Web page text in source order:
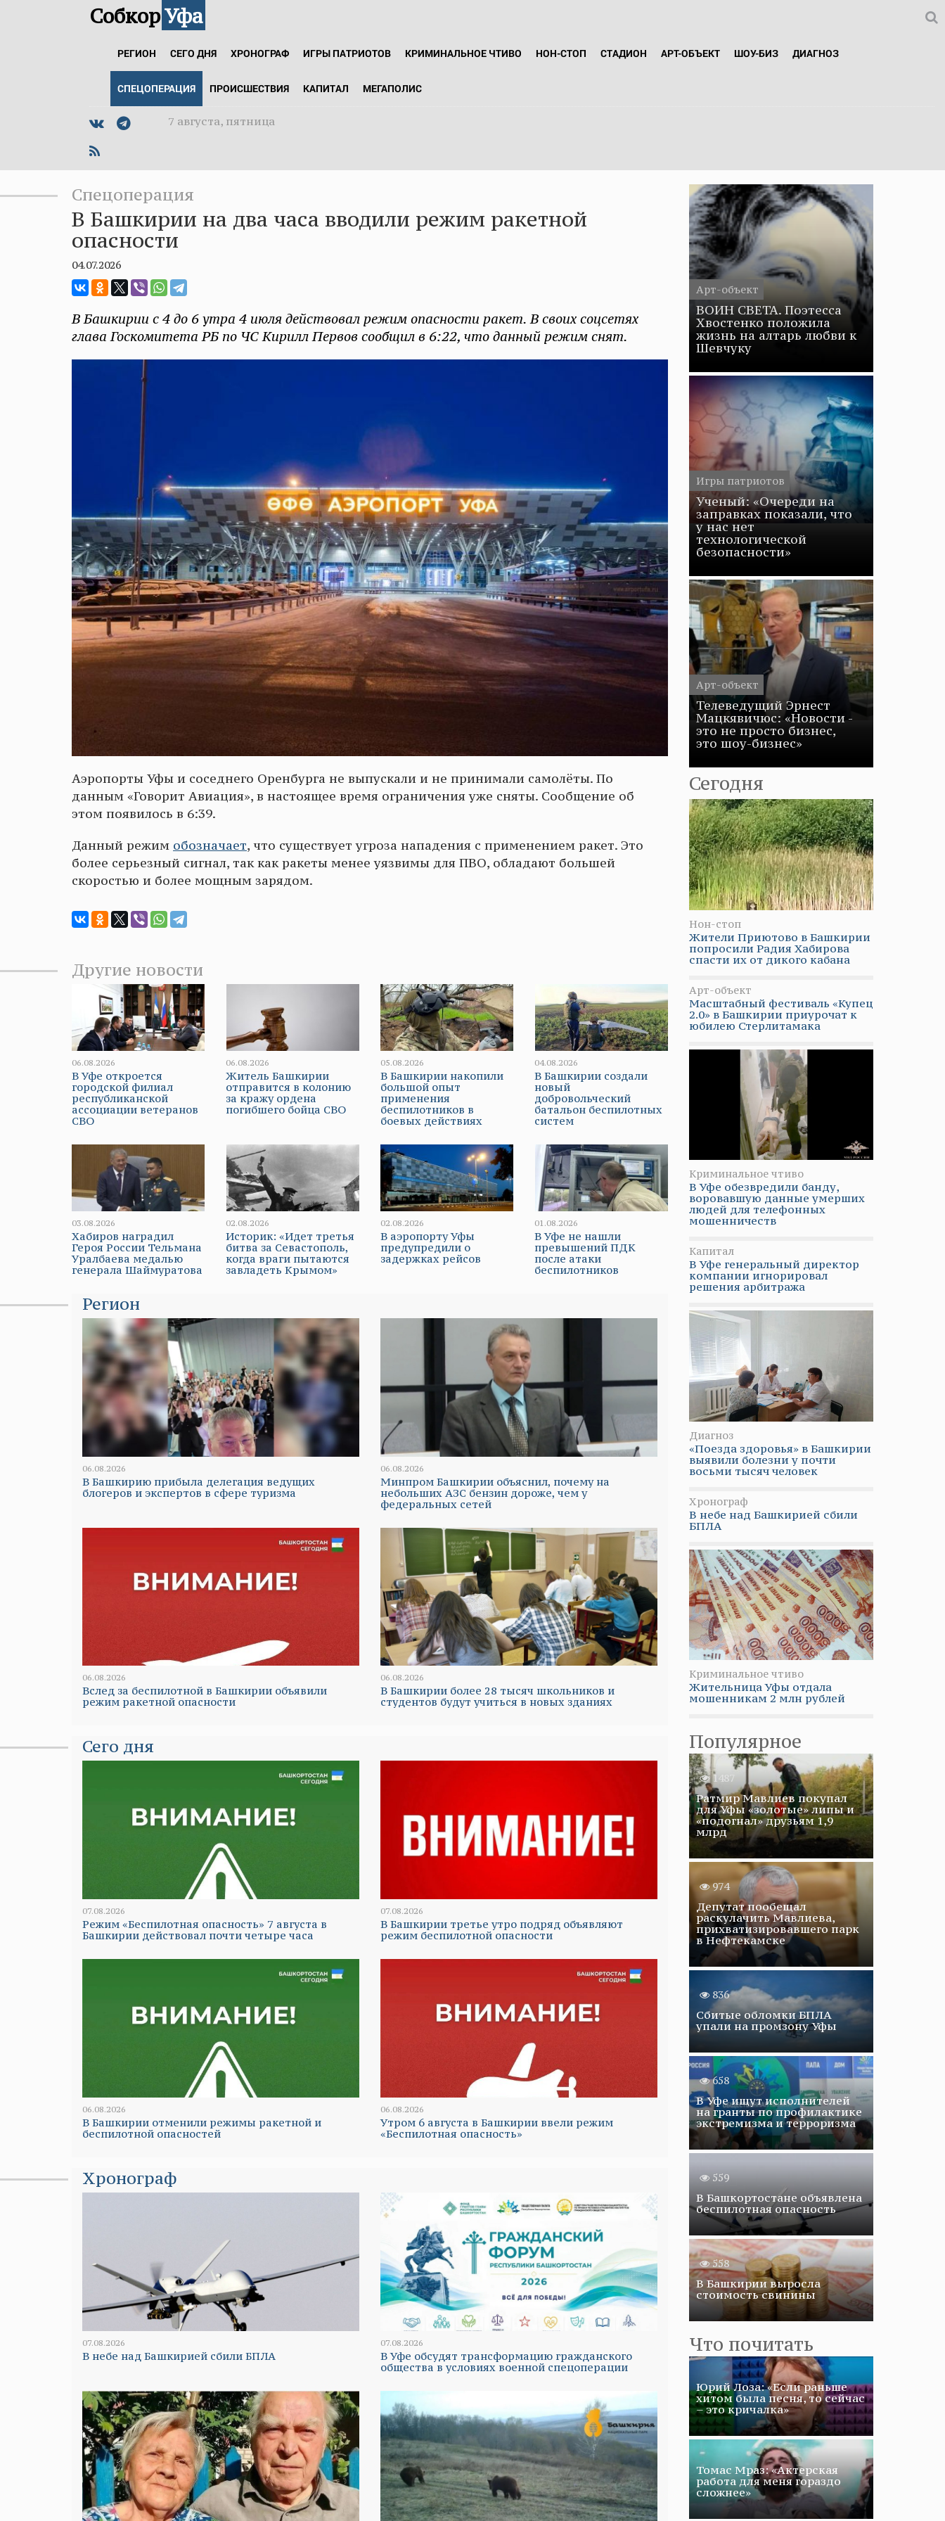
СобкорУфа
РЕГИОН СЕГО ДНЯ ХРОНОГРАФ ИГРЫ ПАТРИОТОВ КРИМИНАЛЬНОЕ ЧТИВО НОН-СТОП СТАДИОН АРТ-ОБЪЕКТ ШОУ-БИЗ ДИАГНОЗ
СПЕЦОПЕРАЦИЯ ПРОИСШЕСТВИЯ КАПИТАЛ МЕГАПОЛИС
7 августа, пятница
Спецоперация
В Башкирии на два часа вводили режим ракетной
опасности
04.07.2026
В Башкирии с 4 до 6 утра 4 июля действовал режим опасности ракет. В своих соцсетях
глава Госкомитета РБ по ЧС Кирилл Первов сообщил в 6:22, что данный режим снят.
Аэропорты Уфы и соседнего Оренбурга не выпускали и не принимали самолёты. По
данным «Говорит Авиация», в настоящее время ограничения уже сняты. Сообщение об
этом появилось в 6:39.
Данный режим обозначает, что существует угроза нападения с применением ракет. Это
более серьезный сигнал, так как ракеты менее уязвимы для ПВО, обладают большей
скоростью и более мощным зарядом.
Другие новости
06.08.2026
В Уфе откроется
городской филиал
республиканской
ассоциации ветеранов
СВО
06.08.2026
Житель Башкирии
отправится в колонию
за кражу ордена
погибшего бойца СВО
05.08.2026
В Башкирии накопили
большой опыт
применения
беспилотников в
боевых действиях
04.08.2026
В Башкирии создали
новый
добровольческий
батальон беспилотных
систем
03.08.2026
Хабиров наградил
Героя России Тельмана
Уралбаева медалью
генерала Шаймуратова
02.08.2026
Историк: «Идет третья
битва за Севастополь,
когда враги пытаются
завладеть Крымом»
02.08.2026
В аэропорту Уфы
предупредили о
задержках рейсов
01.08.2026
В Уфе не нашли
превышений ПДК
после атаки
беспилотников
Регион
06.08.2026
В Башкирию прибыла делегация ведущих
блогеров и экспертов в сфере туризма
06.08.2026
Минпром Башкирии объяснил, почему на
небольших АЗС бензин дороже, чем у
федеральных сетей
06.08.2026
Вслед за беспилотной в Башкирии объявили
режим ракетной опасности
06.08.2026
В Башкирии более 28 тысяч школьников и
студентов будут учиться в новых зданиях
Сего дня
07.08.2026
Режим «Беспилотная опасность» 7 августа в
Башкирии действовал почти четыре часа
07.08.2026
В Башкирии третье утро подряд объявляют
режим беспилотной опасности
06.08.2026
В Башкирии отменили режимы ракетной и
беспилотной опасностей
06.08.2026
Утром 6 августа в Башкирии ввели режим
«Беспилотная опасность»
Хронограф
07.08.2026
В небе над Башкирией сбили БПЛА
07.08.2026
В Уфе обсудят трансформацию гражданского
общества в условиях военной спецоперации
Арт-объект
ВОИН СВЕТА. Поэтесса
Хвостенко положила
жизнь на алтарь любви к
Шевчуку
Игры патриотов
Ученый: «Очереди на
заправках показали, что
у нас нет
технологической
безопасности»
Арт-объект
Телеведущий Эрнест
Мацкявичюс: «Новости -
это не просто бизнес,
это шоу-бизнес»
Сегодня
Нон-стоп
Жители Приютово в Башкирии
попросили Радия Хабирова
спасти их от дикого кабана
Арт-объект
Масштабный фестиваль «Купец
2.0» в Башкирии приурочат к
юбилею Стерлитамака
Криминальное чтиво
В Уфе обезвредили банду,
воровавшую данные умерших
людей для телефонных
мошенничеств
Капитал
В Уфе генеральный директор
компании игнорировал
решения арбитража
Диагноз
«Поезда здоровья» в Башкирии
выявили болезни у почти
восьми тысяч человек
Хронограф
В небе над Башкирией сбили
БПЛА
Криминальное чтиво
Жительница Уфы отдала
мошенникам 2 млн рублей
Популярное
1487
Ратмир Мавлиев покупал
для Уфы «золотые» липы и
«подогнал» друзьям 1,9
млрд
974
Депутат пообещал
раскулачить Мавлиева,
прихватизировавшего парк
в Нефтекамске
836
Сбитые обломки БПЛА
упали на промзону Уфы
658
В Уфе ищут исполнителей
на гранты по профилактике
экстремизма и терроризма
559
В Башкортостане объявлена
беспилотная опасность
558
В Башкирии выросла
стоимость свинины
Что почитать
Юрий Лоза: «Если раньше
хитом была песня, то сейчас
– это кричалка»
Томас Мраз: «Актерская
работа для меня гораздо
сложнее»